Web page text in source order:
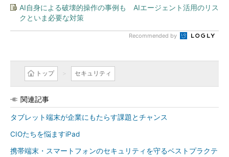
AI自身による破壊的操作の事例も AIエージェント活用のリス
クといま必要な対策
Recommended by
トップ セキュリティ
関連記事
タブレット端末が企業にもたらす課題とチャンス
CIOたちを悩ますiPad
携帯端末・スマートフォンのセキュリティを守るベストプラクテ